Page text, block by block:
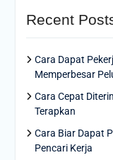
Recent
Cara Dapat
Memperbesar
Cara Cepat
Terapkan
Cara Biar Dapat
Pencari Kerja